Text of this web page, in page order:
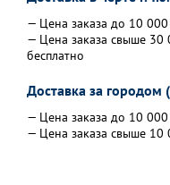
— Цена заказа до 10
— Цена заказа свыше 30
бесплатно
Доставка за городом
— Цена заказа до 10
— Цена заказа свыше